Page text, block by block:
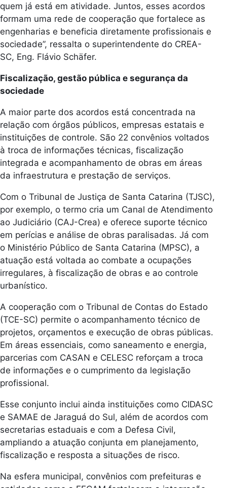
quem já está em atividade. Juntos, esses acordos
formam uma rede de cooperação que fortalece as
engenharias e beneficia diretamente profissionais e
sociedade”, ressalta o superintendente do CREA-
SC, Eng. Flávio Schäfer.
Fiscalização, gestão pública e segurança da
sociedade
A maior parte dos acordos está concentrada na
relação com órgãos públicos, empresas estatais e
instituições de controle. São 22 convênios voltados
à troca de informações técnicas, fiscalização
integrada e acompanhamento de obras em áreas
da infraestrutura e prestação de serviços.
Com o Tribunal de Justiça de Santa Catarina (TJSC),
por exemplo, o termo cria um Canal de Atendimento
ao Judiciário (CAJ-Crea) e oferece suporte técnico
em perícias e análise de obras paralisadas. Já com
o Ministério Público de Santa Catarina (MPSC), a
atuação está voltada ao combate a ocupações
irregulares, à fiscalização de obras e ao controle
urbanístico.
A cooperação com o Tribunal de Contas do Estado
(TCE-SC) permite o acompanhamento técnico de
projetos, orçamentos e execução de obras públicas.
Em áreas essenciais, como saneamento e energia,
parcerias com CASAN e CELESC reforçam a troca
de informações e o cumprimento da legislação
profissional.
Esse conjunto inclui ainda instituições como CIDASC
e SAMAE de Jaraguá do Sul, além de acordos com
secretarias estaduais e com a Defesa Civil,
ampliando a atuação conjunta em planejamento,
fiscalização e resposta a situações de risco.
Na esfera municipal, convênios com prefeituras e